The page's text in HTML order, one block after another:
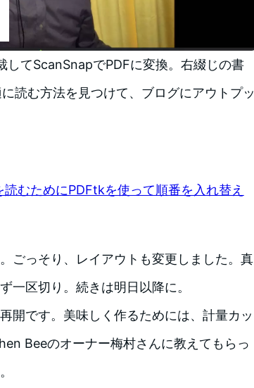
してScanSnapでPDFに変換。右綴じの書
読む方法を見つけて、ブログにアウトプッ
むためにPDFtkを使って順番を入れ替え
ごっそり、レイアウトも変更しました。真
一区切り。続きは明日以降に。
開です。美味しく作るためには、計量カッ
Beeのオーナー梅村さんに教えてもらっ